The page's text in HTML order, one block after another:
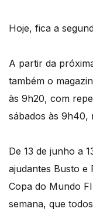
Hoje, fica a
A partir da
também o
às 9h20, com
sábados às 9h40,
De 13 de junho a
ajudantes Busto e
Copa do Mundo
semana, que